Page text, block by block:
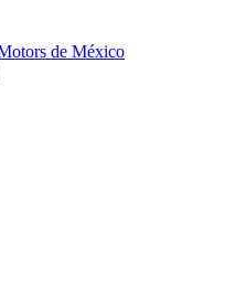
de México